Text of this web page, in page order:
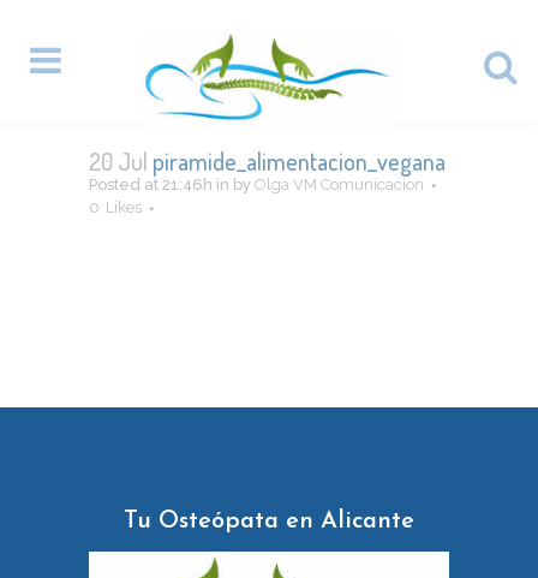
20 Jul piramide_alimentacion_vegana
Posted at 21:46h in by Olga VM Comunicacion
0 Likes
Tu Osteópata en Alicante